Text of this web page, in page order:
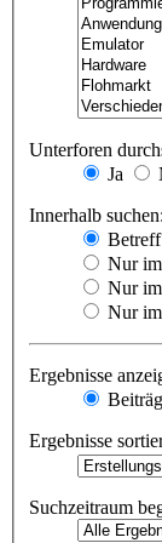
Unterforen
Ja
Innerhalb suchen:
Nur
Nur
Nur
Ergebnisse
Ergebnisse
Suchzeitraum